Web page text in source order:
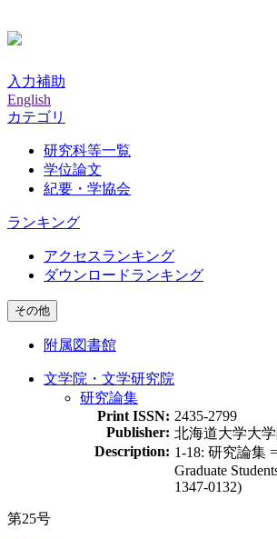
入力補助
English
カテゴリ
研究科等一覧
学位論文
紀要・学協会
ランキング
アクセスランキング
ダウンロードランキング
その他
附属図書館
文学院・文学研究院
研究論集
Print ISSN: 2435-2799
Publisher: 北海道大学大
Description: 1-18: 研究論集
Graduate
1347-0132)
第25号